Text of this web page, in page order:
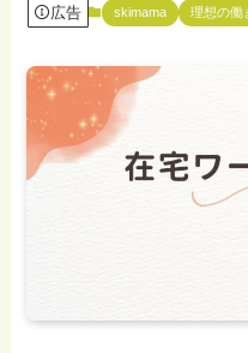
広告 skimama 理想の働